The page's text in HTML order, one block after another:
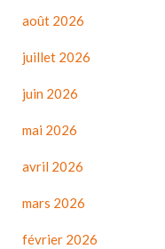
août 2026
juillet 2026
juin 2026
mai 2026
avril 2026
mars 2026
février 2026